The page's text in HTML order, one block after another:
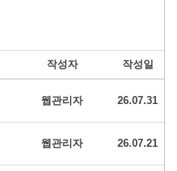
작성자 작성일
웹관리자 26.07.31
웹관리자 26.07.21